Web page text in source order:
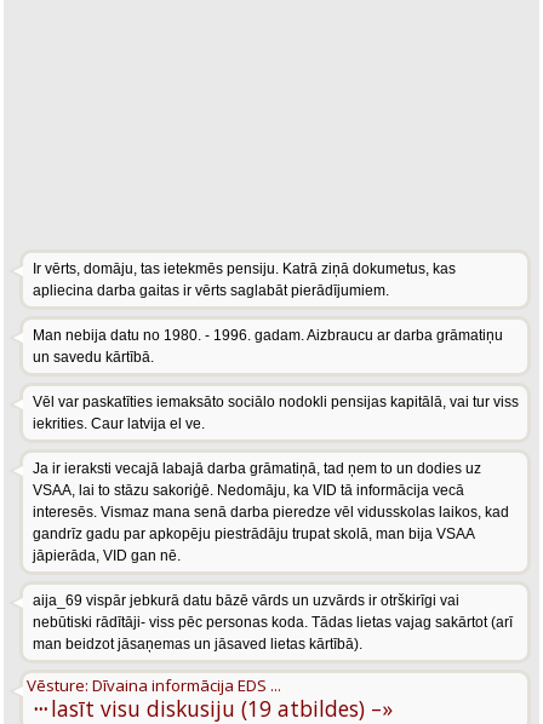
Ir vērts, domāju, tas ietekmēs pensiju. Katrā ziņā dokumetus, kas
apliecina darba gaitas ir vērts saglabāt pierādījumiem.
Man nebija datu no 1980. - 1996. gadam. Aizbraucu ar darba grāmatiņu
un savedu kārtībā.
Vēl var paskatīties iemaksāto sociālo nodokli pensijas kapitālā, vai tur viss
iekrities. Caur latvija el ve.
Ja ir ieraksti vecajā labajā darba grāmatiņā, tad ņem to un dodies uz
VSAA, lai to stāzu sakoriģē. Nedomāju, ka VID tā informācija vecā
interesēs. Vismaz mana senā darba pieredze vēl vidusskolas laikos, kad
gandrīz gadu par apkopēju piestrādāju trupat skolā, man bija VSAA
jāpierāda, VID gan nē.
aija_69 vispār jebkurā datu bāzē vārds un uzvārds ir otrškirīgi vai
nebūtiski rādītāji- viss pēc personas koda. Tādas lietas vajag sakārtot (arī
man beidzot jāsaņemas un jāsaved lietas kārtībā).
···
Vēsture: Dīvaina informācija EDS ...
lasīt visu diskusiju (19 atbildes) –»